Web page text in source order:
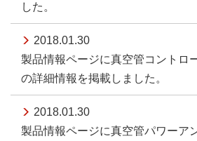
した。
2018.01.30
製品情報ページに真空管コントロ
の詳細情報を掲載しました。
2018.01.30
製品情報ページに真空管パワーア